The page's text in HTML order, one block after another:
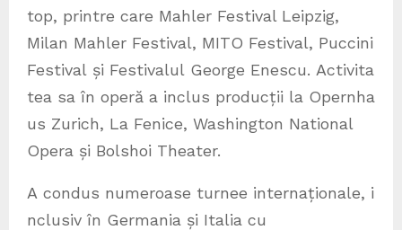
top, printre care Mahler Festival Leipzig,
Milan Mahler Festival, MITO Festival, Puccini
Festival și Festivalul George Enescu. Activita
tea sa în operă a inclus producții la Opernha
us Zurich, La Fenice, Washington National
Opera și Bolshoi Theater.
A condus numeroase turnee internaționale, i
nclusiv în Germania și Italia cu